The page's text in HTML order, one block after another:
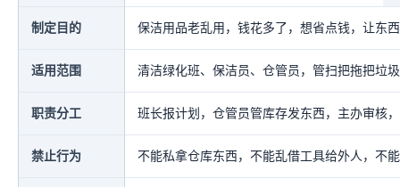
制定目的 保洁用品老乱用，钱花多了，想省点钱，让东
适用范围 清洁绿化班、保洁员、仓管员，管扫把拖把垃
职责分工 班长报计划，仓管员管库存发东西，主办审核
禁止行为 不能私拿仓库东西，不能乱借工具给外人，不